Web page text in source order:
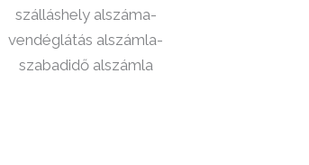
szálláshely alszáma-
vendéglátás alszámla-
szabadidő alszámla